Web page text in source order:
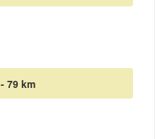
- 79 km